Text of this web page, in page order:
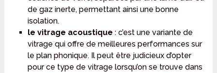
de gaz inerte, permettant ainsi une bonne
isolation.
le vitrage acoustique : c’est une variante de
vitrage qui offre de meilleures performances sur
le plan phonique. Il peut être judicieux d’opter
pour ce type de vitrage lorsqu’on se trouve dans